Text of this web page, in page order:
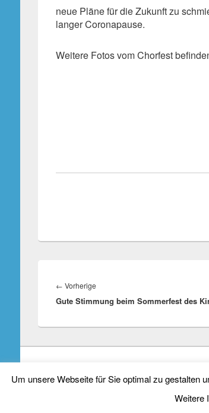
neue Pläne für die Zukunft zu
langer Coronapause.
Weitere Fotos vom Chorfest
← VorherigeVorheriger
Beitrag:
Gute Stimmung beim Sommerfest des
Copyright © 2026Kirchenchor St. Cyriakus
Um unsere Webseite für Sie optimal zu gestalten
Weitere